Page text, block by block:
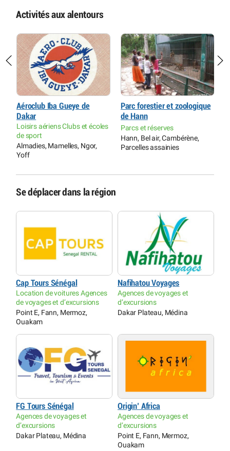
Activités aux alentours
Aéroclub Iba Gueye de
Dakar
Loisirs aériens Clubs et écoles
de sport
Almadies, Mamelles, Ngor,
Yoff
Parc forestier et zoologique
de Hann
Parcs et réserves
Hann, Bel air, Cambérène,
Parcelles assainies
Se déplacer dans la région
Cap Tours Sénégal
Location de voitures Agences
de voyages et d’excursions
Point E, Fann, Mermoz,
Ouakam
Nafihatou Voyages
Agences de voyages et
d’excursions
Dakar Plateau, Médina
FG Tours Sénégal
Agences de voyages et
d’excursions
Dakar Plateau, Médina
Origin’ Africa
Agences de voyages et
d’excursions
Point E, Fann, Mermoz,
Ouakam